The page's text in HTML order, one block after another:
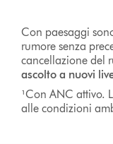
Con paesaggi
rumore senza
cancellazione del
ascolto a nuovi
¹Con ANC attivo.
alle condizioni